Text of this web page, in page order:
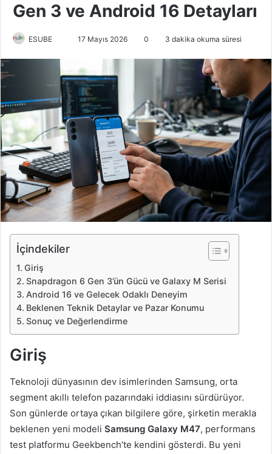
Gen 3 ve Android 16 Detayları
ESUBE
e
-
p
o
s
t
a
g
e
17 Mayıs 2026 0 3 dakika okuma süresi
İçindekiler
Giriş
Snapdragon 6 Gen 3’ün Gücü ve Galaxy M Serisi
Android 16 ve Gelecek Odaklı Deneyim
Beklenen Teknik Detaylar ve Pazar Konumu
Sonuç ve Değerlendirme
Giriş
Teknoloji dünyasının dev isimlerinden Samsung, orta
segment akıllı telefon pazarındaki iddiasını sürdürüyor.
Son günlerde ortaya çıkan bilgilere göre, şirketin merakla
beklenen yeni modeli Samsung Galaxy M47, performans
test platformu Geekbench’te kendini gösterdi. Bu yeni